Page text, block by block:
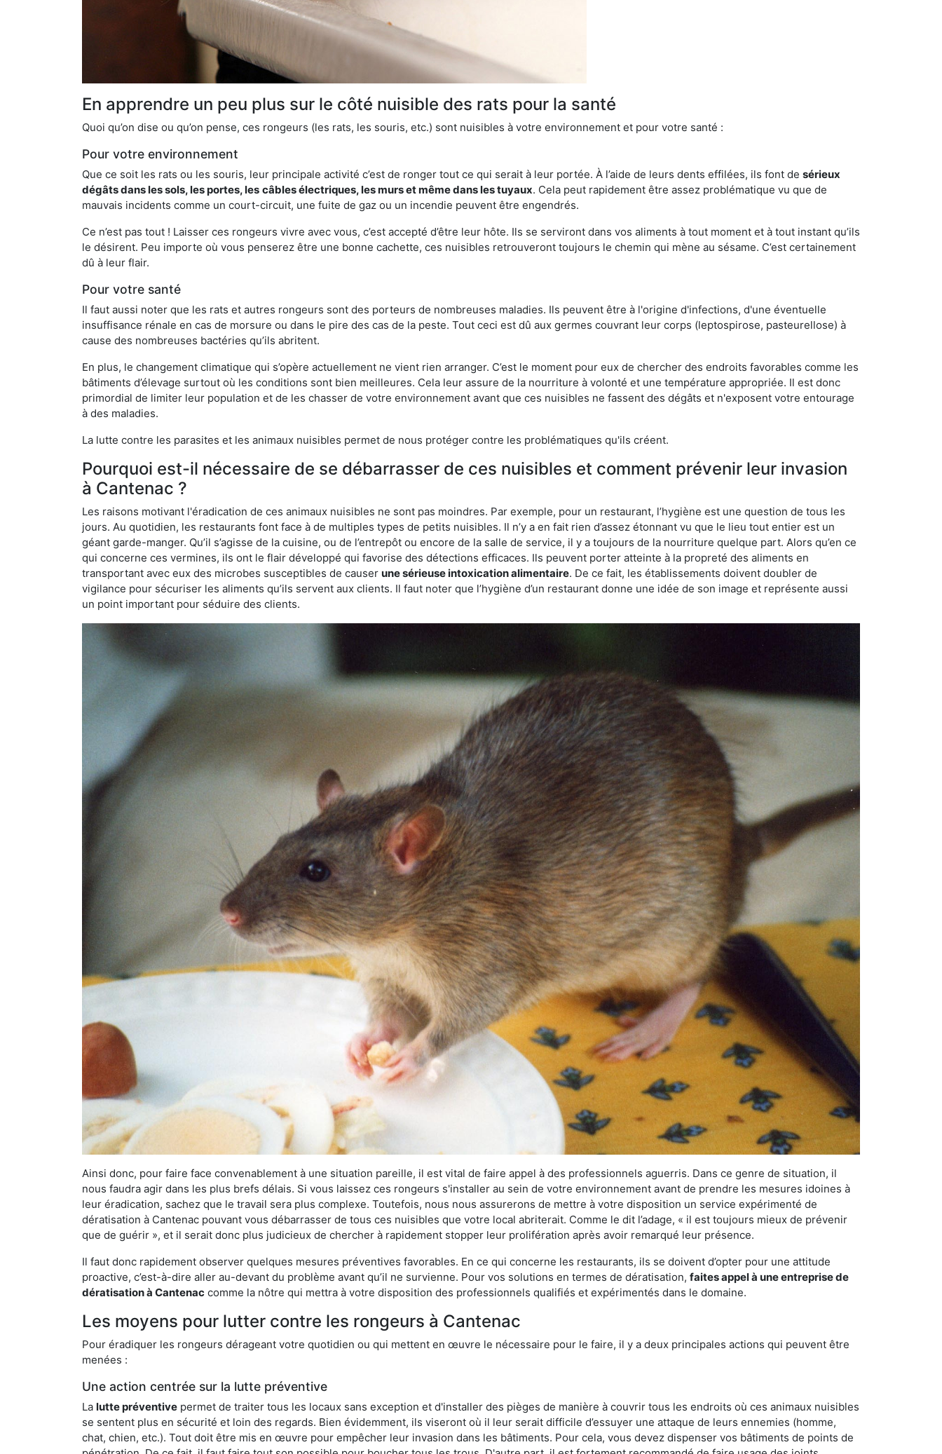
En apprendre un peu plus sur le côté nuisible des rats pour la santé
Quoi qu’on dise ou qu’on pense, ces rongeurs (les rats, les souris, etc.) sont nuisibles à votre environnement et pour votre santé :
Pour votre environnement
Que ce soit les rats ou les souris, leur principale activité c’est de ronger tout ce qui serait à leur portée. À l’aide de leurs dents effilées, ils font de sérieux
dégâts dans les sols, les portes, les câbles électriques, les murs et même dans les tuyaux. Cela peut rapidement être assez problématique vu que de
mauvais incidents comme un court-circuit, une fuite de gaz ou un incendie peuvent être engendrés.
Ce n’est pas tout ! Laisser ces rongeurs vivre avec vous, c’est accepté d’être leur hôte. Ils se serviront dans vos aliments à tout moment et à tout instant qu’ils
le désirent. Peu importe où vous penserez être une bonne cachette, ces nuisibles retrouveront toujours le chemin qui mène au sésame. C’est certainement
dû à leur flair.
Pour votre santé
Il faut aussi noter que les rats et autres rongeurs sont des porteurs de nombreuses maladies. Ils peuvent être à l'origine d'infections, d'une éventuelle
insuffisance rénale en cas de morsure ou dans le pire des cas de la peste. Tout ceci est dû aux germes couvrant leur corps (leptospirose, pasteurellose) à
cause des nombreuses bactéries qu’ils abritent.
En plus, le changement climatique qui s’opère actuellement ne vient rien arranger. C’est le moment pour eux de chercher des endroits favorables comme les
bâtiments d’élevage surtout où les conditions sont bien meilleures. Cela leur assure de la nourriture à volonté et une température appropriée. Il est donc
primordial de limiter leur population et de les chasser de votre environnement avant que ces nuisibles ne fassent des dégâts et n'exposent votre entourage
à des maladies.
La lutte contre les parasites et les animaux nuisibles permet de nous protéger contre les problématiques qu'ils créent.
Pourquoi est-il nécessaire de se débarrasser de ces nuisibles et comment prévenir leur invasion
à Cantenac ?
Les raisons motivant l'éradication de ces animaux nuisibles ne sont pas moindres. Par exemple, pour un restaurant, l’hygiène est une question de tous les
jours. Au quotidien, les restaurants font face à de multiples types de petits nuisibles. Il n’y a en fait rien d’assez étonnant vu que le lieu tout entier est un
géant garde-manger. Qu’il s’agisse de la cuisine, ou de l’entrepôt ou encore de la salle de service, il y a toujours de la nourriture quelque part. Alors qu’en ce
qui concerne ces vermines, ils ont le flair développé qui favorise des détections efficaces. Ils peuvent porter atteinte à la propreté des aliments en
transportant avec eux des microbes susceptibles de causer une sérieuse intoxication alimentaire. De ce fait, les établissements doivent doubler de
vigilance pour sécuriser les aliments qu’ils servent aux clients. Il faut noter que l’hygiène d’un restaurant donne une idée de son image et représente aussi
un point important pour séduire des clients.
Ainsi donc, pour faire face convenablement à une situation pareille, il est vital de faire appel à des professionnels aguerris. Dans ce genre de situation, il
nous faudra agir dans les plus brefs délais. Si vous laissez ces rongeurs s'installer au sein de votre environnement avant de prendre les mesures idoines à
leur éradication, sachez que le travail sera plus complexe. Toutefois, nous nous assurerons de mettre à votre disposition un service expérimenté de
dératisation à Cantenac pouvant vous débarrasser de tous ces nuisibles que votre local abriterait. Comme le dit l’adage, « il est toujours mieux de prévenir
que de guérir », et il serait donc plus judicieux de chercher à rapidement stopper leur prolifération après avoir remarqué leur présence.
Il faut donc rapidement observer quelques mesures préventives favorables. En ce qui concerne les restaurants, ils se doivent d’opter pour une attitude
proactive, c’est-à-dire aller au-devant du problème avant qu’il ne survienne. Pour vos solutions en termes de dératisation, faites appel à une entreprise de
dératisation à Cantenac comme la nôtre qui mettra à votre disposition des professionnels qualifiés et expérimentés dans le domaine.
Les moyens pour lutter contre les rongeurs à Cantenac
Pour éradiquer les rongeurs dérageant votre quotidien ou qui mettent en œuvre le nécessaire pour le faire, il y a deux principales actions qui peuvent être
menées :
Une action centrée sur la lutte préventive
La lutte préventive permet de traiter tous les locaux sans exception et d'installer des pièges de manière à couvrir tous les endroits où ces animaux nuisibles
se sentent plus en sécurité et loin des regards. Bien évidemment, ils viseront où il leur serait difficile d’essuyer une attaque de leurs ennemies (homme,
chat, chien, etc.). Tout doit être mis en œuvre pour empêcher leur invasion dans les bâtiments. Pour cela, vous devez dispenser vos bâtiments de points de